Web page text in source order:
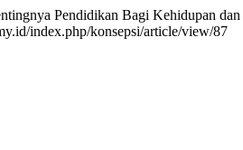
Pendidikan Bagi Kehidupan
index.php/konsepsi/article/view/87